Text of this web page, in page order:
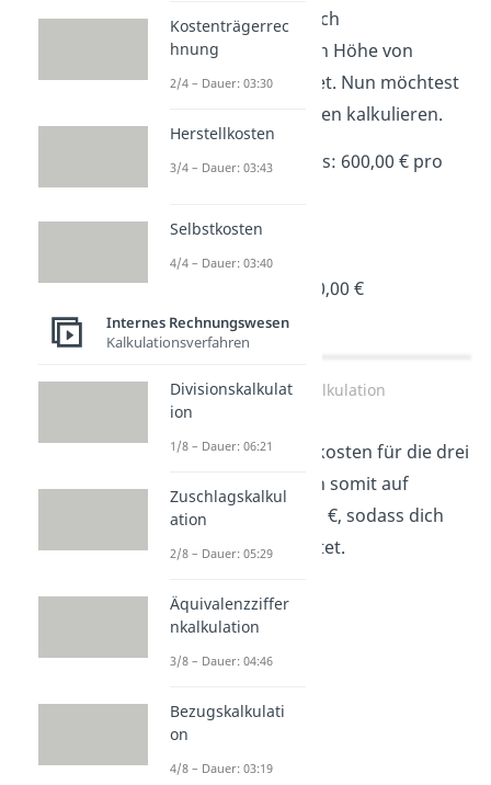
weswegen dir Busch
Transportkosten in Höhe von
200,00 € verrechnet. Nun möchtest
du die Bezugskosten kalkulieren.
Listeneinkaufspreis: 600,00 € pro
Treuerabatt: 10 %
Skonto: 2 %
Bezugskosten: 200,00 €
Bezugskalkulation
Die Anschaffungskosten für die drei
Öfen belaufen sich somit auf
insgesamt 1787,60 €, sodass dich
einer 595,87 € kostet.
Kostenträgerrec
hnung
2/4 – Dauer: 03:30
Herstellkosten
3/4 – Dauer: 03:43
Selbstkosten
4/4 – Dauer: 03:40
Internes Rechnungswesen
Kalkulationsverfahren
Divisionskalkulat
ion
1/8 – Dauer: 06:21
Zuschlagskalkul
ation
2/8 – Dauer: 05:29
Äquivalenzziffer
nkalkulation
3/8 – Dauer: 04:46
Bezugskalkulati
on
4/8 – Dauer: 03:19